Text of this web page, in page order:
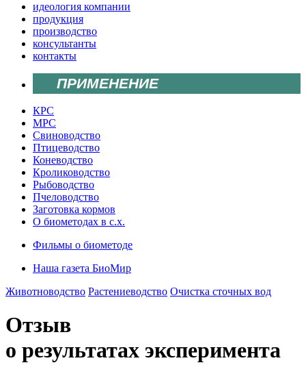
идеология компании
продукция
производство
консультанты
контакты
ПРИМЕНЕНИЕ
КРС
МРС
Свиноводство
Птицеводство
Коневодство
Кролиководство
Рыбоводство
Пчеловодство
Заготовка кормов
О биометодах в с.х.
Фильмы о биометоде
Наша газета БиоМир
Животноводство Растениеводство Очистка сточных вод
Отзыв
о результатах эксперимента